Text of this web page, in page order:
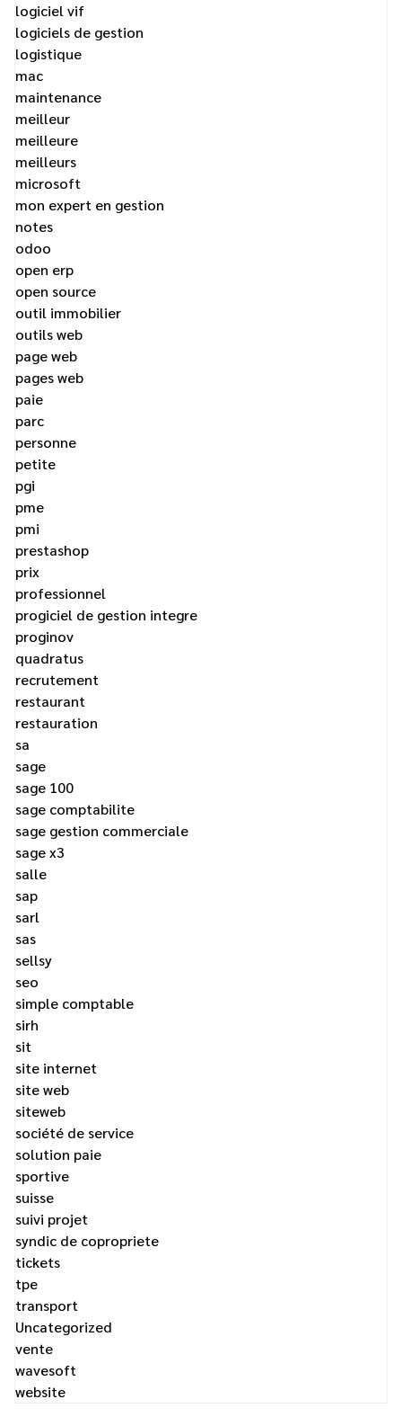
logiciel vif
logiciels de gestion
logistique
mac
maintenance
meilleur
meilleure
meilleurs
microsoft
mon expert en gestion
notes
odoo
open erp
open source
outil immobilier
outils web
page web
pages web
paie
parc
personne
petite
pgi
pme
pmi
prestashop
prix
professionnel
progiciel de gestion integre
proginov
quadratus
recrutement
restaurant
restauration
sa
sage
sage 100
sage comptabilite
sage gestion commerciale
sage x3
salle
sap
sarl
sas
sellsy
seo
simple comptable
sirh
sit
site internet
site web
siteweb
société de service
solution paie
sportive
suisse
suivi projet
syndic de copropriete
tickets
tpe
transport
Uncategorized
vente
wavesoft
website